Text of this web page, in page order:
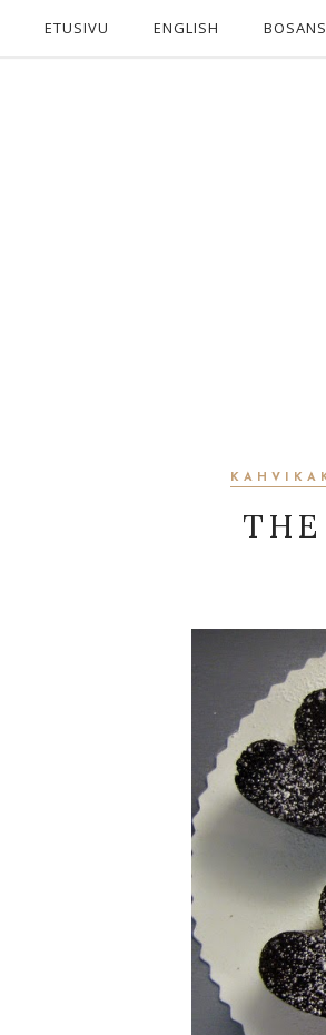
ETUSIVU ENGLISH